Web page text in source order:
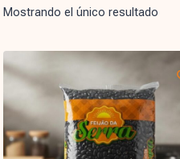
Mostrando el único resultado